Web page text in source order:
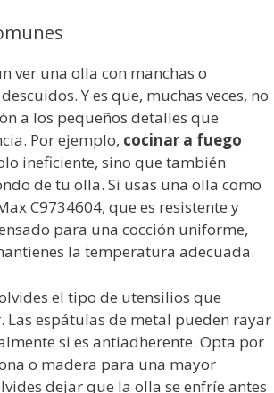
ver una olla con manchas o
Y es que, muchas veces, no
a los pequeños detalles que
Por ejemplo, cocinar a fuego
ineficiente, sino que también
de tu olla. Si usas una olla como
C9734604, que es resistente y
para una cocción uniforme,
la temperatura adecuada.
el tipo de utensilios que
Las espátulas de metal pueden rayar
si es antiadherente. Opta por
o madera para una mayor
dejar que la olla se enfríe antes